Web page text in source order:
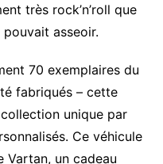
très rock’n’roll que
asseoir.
70 exemplaires du
fabriqués – cette
unique par
Ce véhicule
un cadeau